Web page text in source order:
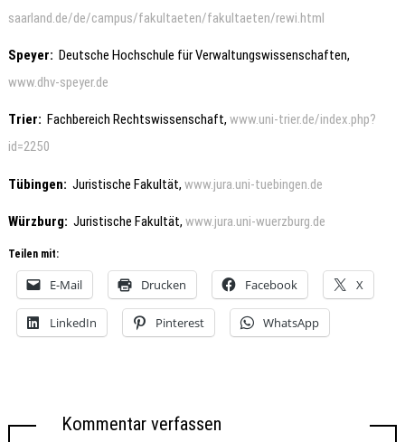
saarland.de/de/campus/fakultaeten/fakultaeten/rewi.html
Speyer:Deutsche Hochschule für Verwaltungswissenschaften,
www.dhv-speyer.de
Trier: Fachbereich Rechtswissenschaft,www.uni-trier.de/index.php?
id=2250
Tübingen:Juristische Fakultät,www.jura.uni-tuebingen.de
Würzburg:Juristische Fakultät,www.jura.uni-wuerzburg.de
Teilen mit:
E-Mail Drucken Facebook X
LinkedIn Pinterest WhatsApp
Kommentar verfassen